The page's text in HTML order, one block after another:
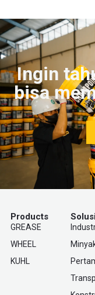
Ingin
bisa
Products
GREASE
WHEEL
KUHL
Solusi